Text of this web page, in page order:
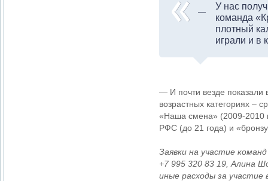
У нас
команда
плотный
играли и в
— И почти везде показали
возрастных категориях –
«Наша смена» (2009-2010
РФС (до 21 года) и
Заявки на участие
+7 995 320 83 19, Алина
иные расходы за